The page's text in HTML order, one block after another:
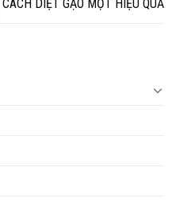
CÁCH DIỆT GẠO MỌT HIỆU QUẢ